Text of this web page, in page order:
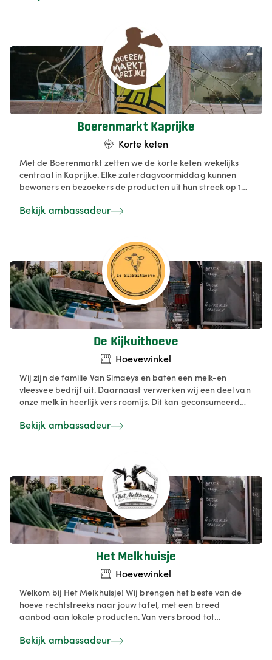
Boerenmarkt Kaprijke
Korte keten
Met de Boerenmarkt zetten we de korte keten wekelijks
centraal in Kaprijke. Elke zaterdagvoormiddag kunnen
bewoners en bezoekers de producten uit hun streek op 1
en zo ontdekken wat er lokaal te proeven en beleven valt.
Bekijk ambassadeur
De Kijkuithoeve
Hoevewinkel
Wij zijn de familie Van Simaeys en baten een melk-en
vleesvee bedrijf uit. Daarnaast verwerken wij een deel van
onze melk in heerlijk vers roomijs. Dit kan geconsumeerd
verkrijgen in dozen om thuis te consumeren.
Bekijk ambassadeur
Het Melkhuisje
Hoevewinkel
Welkom bij Het Melkhuisje! Wij brengen het beste van de
hoeve rechtstreeks naar jouw tafel, met een breed
aanbod aan lokale producten. Van vers brood tot
desserts en uiteraard verse melk!
Bekijk ambassadeur